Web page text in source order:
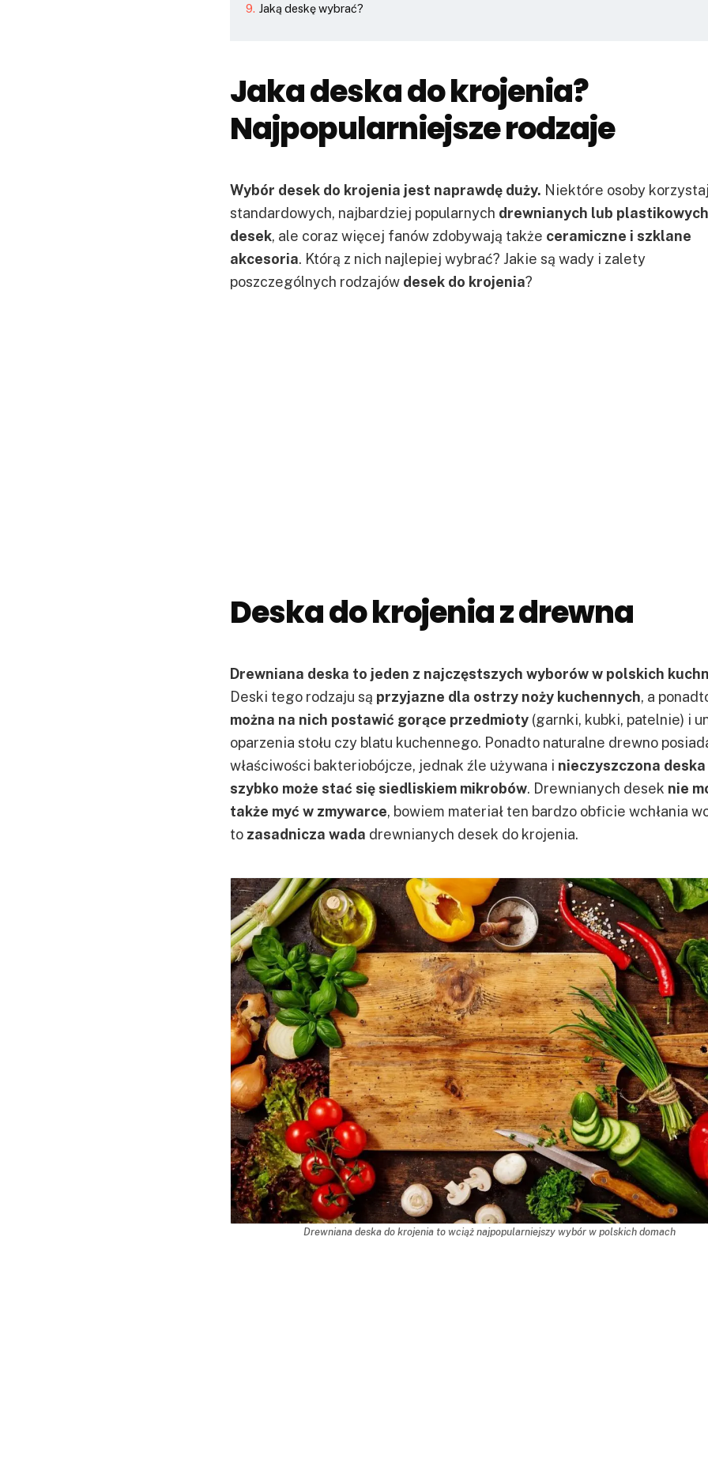
Jaką deskę wybrać?
Jaka deska do krojenia?
Najpopularniejsze rodzaje
Wybór desek do krojenia jest naprawdę duży. Niektóre osoby
standardowych, najbardziej popularnych drewnianych lub plastikowych
desek, ale coraz więcej fanów zdobywają także ceramiczne i szklane
akcesoria. Którą z nich najlepiej wybrać? Jakie są wady i zalety
poszczególnych rodzajów desek do krojenia?
Deska do krojenia z drewna
Drewniana deska to jeden z najczęstszych wyborów w polskich
Deski tego rodzaju są przyjazne dla ostrzy noży kuchennych, a
można na nich postawić gorące przedmioty(garnki, kubki, patelnie) i
oparzenia stołu czy blatu kuchennego. Ponadto naturalne drewno
właściwości bakteriobójcze, jednak źle używana i nieczyszczona deska
szybko może stać się siedliskiem mikrobów. Drewnianych desek nie
także myć w zmywarce, bowiem materiał ten bardzo obficie wchłania
to zasadnicza wada drewnianych desek do krojenia.
Drewniana deska do krojenia to wciąż najpopularniejszy wybór w polskich domach